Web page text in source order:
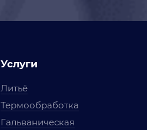
Услуги
Литьё
Термообработка
Гальваническая